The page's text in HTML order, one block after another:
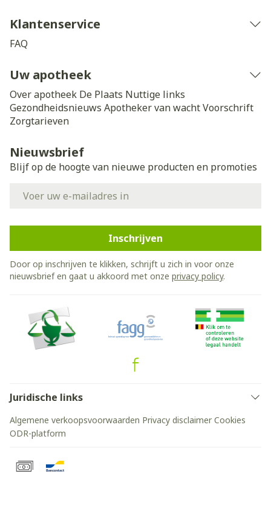
Klantenservice
FAQ
Uw apotheek
Over apotheek De Plaats Nuttige links
Gezondheidsnieuws Apotheker van wachtVoorschrift
Zorgtarieven
Nieuwsbrief
Blijf op de hoogte van nieuwe producten en promoties
Inschrijven
Door op inschrijven te klikken, schrijft u zich in voor onze
nieuwsbrief en gaat u akkoord met onze privacy policy.
Juridische links
Algemene verkoopsvoorwaarden Privacy disclaimer Cookies
ODR-platform